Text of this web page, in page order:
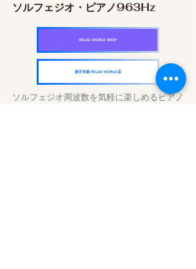
ソルフェジオ・ピアノ963Hz
RELAX WORLD SHOP
楽天市場 RELAX WORLD店
ソルフェジオ周波数を気軽に楽しめるピアノ